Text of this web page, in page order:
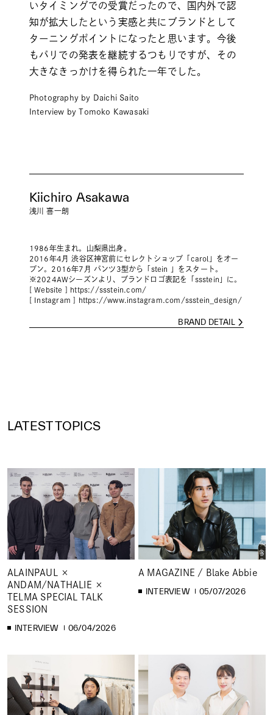
いタイミングでの受賞だったので、国内外で認
知が拡大したという実感と共にブランドとして
ターニングポイントになったと思います。今後
もパリでの発表を継続するつもりですが、その
大きなきっかけを得られた一年でした。
Photography by Daichi Saito
Interview by Tomoko Kawasaki
Kiichiro Asakawa
浅川 喜一朗
1986年生まれ。山梨県出身。
2016年4月 渋谷区神宮前にセレクトショップ「carol」をオー
プン。2016年7月 パンツ3型から「stein 」をスタート。
※2024AWシーズンより、ブランドロゴ表記を「ssstein」に。
[ Website ]
https://ssstein.com/
[ Instagram ]
https://www.instagram.com/ssstein_design/
BRAND DETAIL
LATEST TOPICS
ALAINPAUL ×
ANDAM/NATHALIE ×
TELMA SPECIAL TALK
SESSION
INTERVIEW 06/04/2026
A MAGAZINE / Blake Abbie
INTERVIEW 05/07/2026